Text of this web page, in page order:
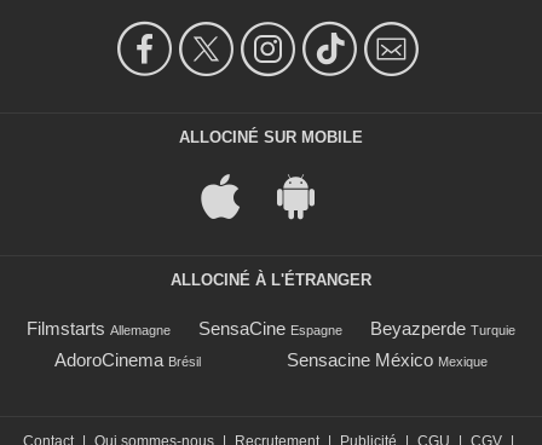
ALLOCINÉ SUR MOBILE
ALLOCINÉ À L'ÉTRANGER
Filmstarts Allemagne SensaCine Espagne Beyazperde Turquie
AdoroCinema Brésil Sensacine México Mexique